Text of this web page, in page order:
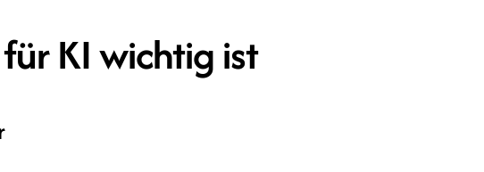
KI wichtig ist